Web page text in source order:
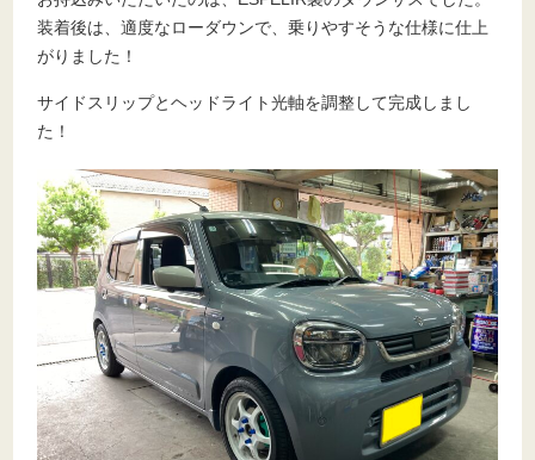
装着後は、適度なローダウンで、乗りやすそうな仕様に仕上
がりました！
サイドスリップとヘッドライト光軸を調整して完成しまし
た！